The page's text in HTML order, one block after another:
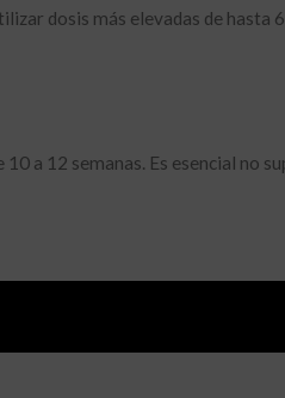
dosis más elevadas de
a 12 semanas. Es esencial no
seguro, aún puede presentar